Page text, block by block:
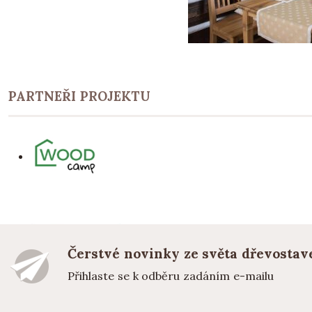
PARTNEŘI PROJEKTU
Čerstvé novinky ze světa
Přihlaste se k odběru zadáním e-mailu